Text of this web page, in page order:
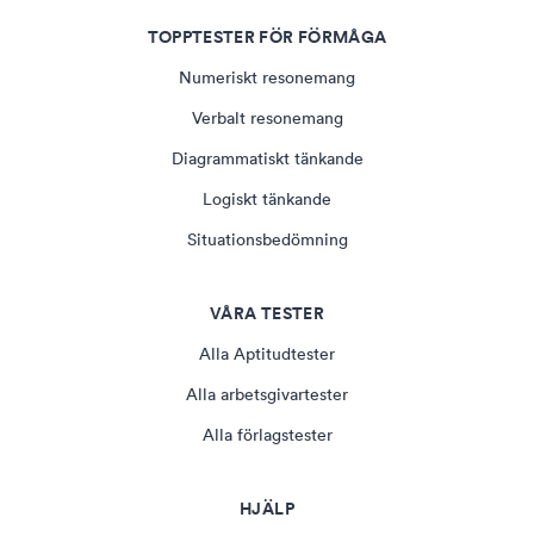
TOPPTESTER FÖR FÖRMÅGA
Numeriskt resonemang
Verbalt resonemang
Diagrammatiskt tänkande
Logiskt tänkande
Situationsbedömning
VÅRA TESTER
Alla Aptitudtester
Alla arbetsgivartester
Alla förlagstester
HJÄLP